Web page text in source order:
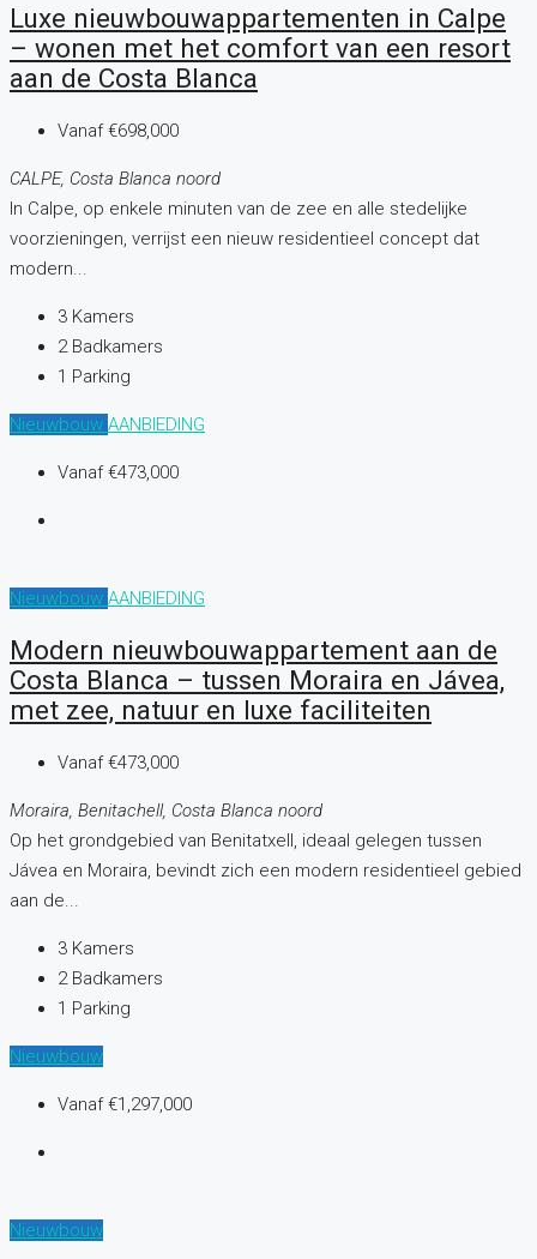
Luxe nieuwbouwappartementen in Calpe
– wonen met het comfort van een resort
aan de Costa Blanca
Vanaf€698,000
CALPE, Costa Blanca noord
In Calpe, op enkele minuten van de zee en alle stedelijke
voorzieningen, verrijst een nieuw residentieel concept dat
modern...
3 Kamers
2 Badkamers
1 Parking
Nieuwbouw AANBIEDING
Vanaf€473,000
Nieuwbouw AANBIEDING
Modern nieuwbouwappartement aan de
Costa Blanca – tussen Moraira en Jávea,
met zee, natuur en luxe faciliteiten
Vanaf€473,000
Moraira, Benitachell, Costa Blanca noord
Op het grondgebied van Benitatxell, ideaal gelegen tussen
Jávea en Moraira, bevindt zich een modern residentieel gebied
aan de...
3 Kamers
2 Badkamers
1 Parking
Nieuwbouw
Vanaf€1,297,000
Nieuwbouw